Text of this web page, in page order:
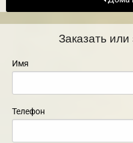
Заказать
Имя
Телефон